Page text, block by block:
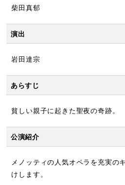
柴田真郁
演出
岩田達宗
あらすじ
貧しい親子に起きた聖夜の奇跡。
公演紹介
メノッティの人気オペラを充実の
けします。